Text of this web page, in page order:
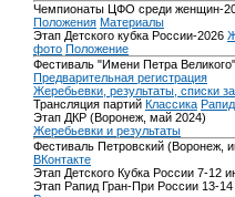
Чемпионаты ЦФО среди женщин-
Положения Материалы
Этап Детского кубка России-2026
фото Положение
Фестиваль "Имени Петра
Предварительная регистрация
Жеребьевки, результаты, списки
Трансляция партий Классика Рапид
Этап ДКР (Воронеж, май 2024)
Жеребьевки и результаты
Фестиваль Петровский (Воронеж,
ВКонтакте
Этап Детского Кубка России 7-12
Этап Рапид Гран-При России 13-